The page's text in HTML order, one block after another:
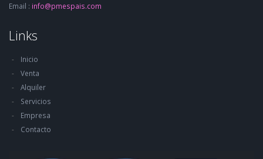
Email : info@pmespais.com
Links
Inicio
Venta
Alquiler
Servicios
Empresa
Contacto